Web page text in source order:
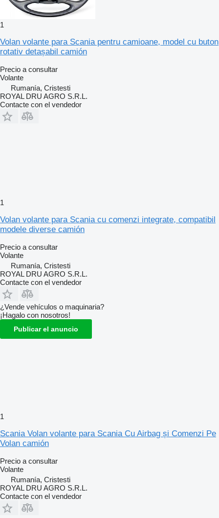
1
Volan volante para Scania pentru camioane, model cu buton
rotativ detașabil camión
Precio a consultar
Volante
Rumanía, Cristesti
ROYAL DRU AGRO S.R.L.
Contacte con el vendedor
1
Volan volante para Scania cu comenzi integrate, compatibil
modele diverse camión
Precio a consultar
Volante
Rumanía, Cristesti
ROYAL DRU AGRO S.R.L.
Contacte con el vendedor
¿Vende vehículos o maquinaria?
¡Hagalo con nosotros!
Publicar el anuncio
1
Scania Volan volante para Scania Cu Airbag și Comenzi Pe
Volan camión
Precio a consultar
Volante
Rumanía, Cristesti
ROYAL DRU AGRO S.R.L.
Contacte con el vendedor